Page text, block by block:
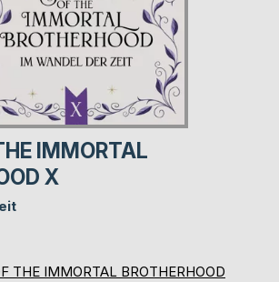
IMMORTAL
X
THE IMMORTAL BROTHERHOOD